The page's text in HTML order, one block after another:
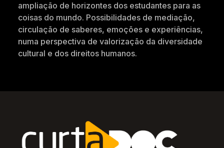
ampliação de horizontes dos estudantes para as
coisas do mundo. Possibilidades de mediação,
circulação de saberes, emoções e experiências,
numa perspectiva de valorização da diversidade
cultural e dos direitos humanos.